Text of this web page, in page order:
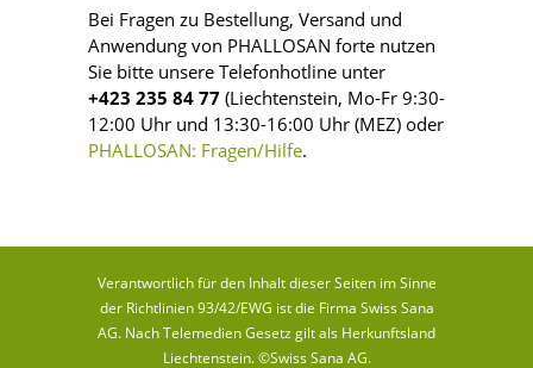
Bei Fragen zu Bestellung, Versand und
Anwendung von PHALLOSAN forte nutzen
Sie bitte unsere Telefonhotline unter
+423 235 84 77 (Liechtenstein, Mo-Fr 9:30-
12:00 Uhr und 13:30-16:00 Uhr (MEZ) oder
PHALLOSAN: Fragen/Hilfe.
Verantwortlich für den Inhalt dieser Seiten im Sinne
der Richtlinien 93/42/EWG ist die Firma Swiss Sana
AG. Nach Telemedien Gesetz gilt als Herkunftsland
Liechtenstein. ©Swiss Sana AG.